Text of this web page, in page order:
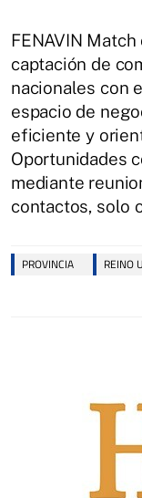
FENAVIN
captación de
nacionales con
espacio de
eficiente y
Oportunidades
mediante
contactos, solo
PROVINCIA REINO